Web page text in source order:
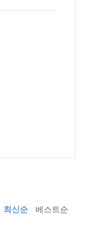
최신순 베스트순